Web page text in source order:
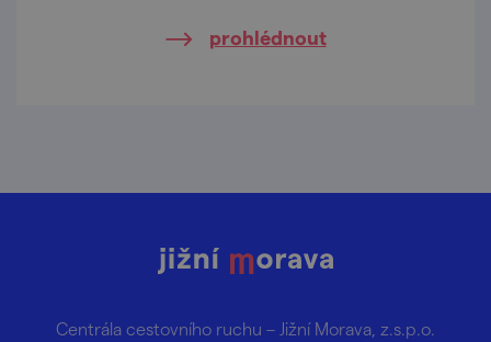
prohlédnout
Centrála cestovního ruchu – Jižní Morava, z.s.p.o.